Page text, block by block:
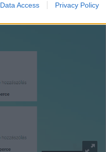
Data Access Privacy Policy